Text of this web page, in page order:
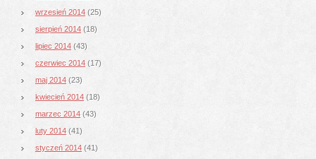
wrzesień 2014 (25)
sierpień 2014 (18)
lipiec 2014 (43)
czerwiec 2014 (17)
maj 2014 (23)
kwiecień 2014 (18)
marzec 2014 (43)
luty 2014 (41)
styczeń 2014 (41)